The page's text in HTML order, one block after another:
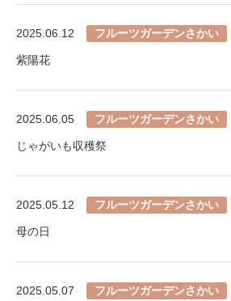
2025.06.12 フルーツガーデンさかい
紫陽花
2025.06.05 フルーツガーデンさかい
じゃがいも収穫祭
2025.05.12 フルーツガーデンさかい
母の日
2025.05.07 フルーツガーデンさかい